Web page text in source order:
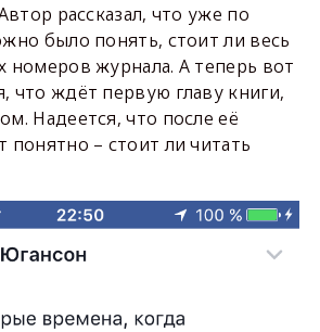
рассказал, что уже по
было понять, стоит ли весь
номеров журнала. А теперь вот
что ждёт первую главу книги,
Надеется, что после её
понятно – стоит ли читать